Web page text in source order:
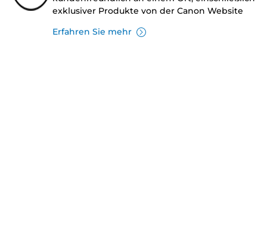
exklusiver Produkte von der Canon Website
Erfahren Sie mehr